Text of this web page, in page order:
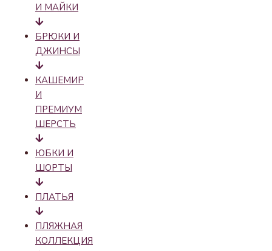
И МАЙКИ
БРЮКИ И
ДЖИНСЫ
КАШЕМИР
И
ПРЕМИУМ
ШЕРСТЬ
ЮБКИ И
ШОРТЫ
ПЛАТЬЯ
ПЛЯЖНАЯ
КОЛЛЕКЦИЯ